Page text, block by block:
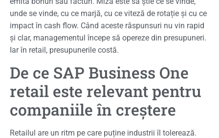
unde se vinde, cu ce marjă, cu ce viteză de rotație și cu ce
impact în cash flow. Când aceste răspunsuri nu vin rapid
și clar, managementul începe să opereze din presupuneri.
Iar în retail, presupunerile costă.
De ce SAP Business One
retail este relevant pentru
companiile în creștere
Retailul are un ritm pe care puține industrii îl tolerează.